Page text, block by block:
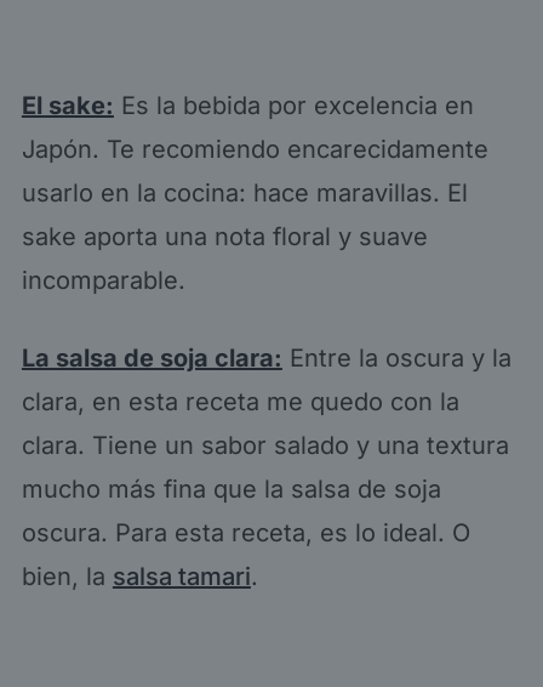
El sake: Es la bebida por excelencia en
Japón. Te recomiendo encarecidamente
usarlo en la cocina: hace maravillas. El
sake aporta una nota floral y suave
incomparable.
La salsa de soja clara: Entre la oscura y la
clara, en esta receta me quedo con la
clara. Tiene un sabor salado y una textura
mucho más fina que la salsa de soja
oscura. Para esta receta, es lo ideal. O
bien, la salsa tamari.